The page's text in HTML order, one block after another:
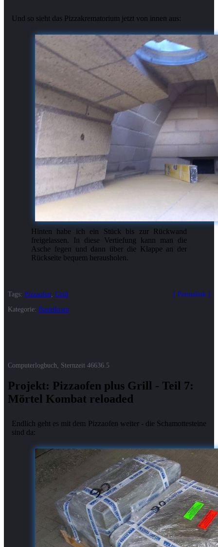
Hinten habe ich ein Stück bis zur Rückwand
freigelassen. In diese Vertiefung kann man die
Asche fegen und dann über die Klappe an der
Rückseite bequem herausholen.
Permalink
Tags: Pizzaofen Grill
Kategorie: Bastelkram
Computerlogbuch, Sternzeit 46636.5
Projekt: Pizzaofen plus Grill - Teil 7:
Mörtel Kombat reloaded
Endlich geht es mit dem Pizzaofen weiter - die Schamottesteine